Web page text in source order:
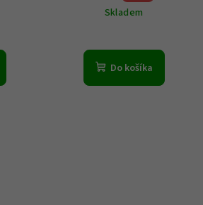
Skladem
Do košíka